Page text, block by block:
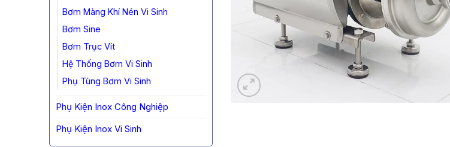
Bơm Màng Khí Nén Vi Sinh
Bơm Sine
Bơm Trục Vít
Hệ Thống Bơm Vi Sinh
Phụ Tùng Bơm Vi Sinh
Phụ Kiện Inox Công Nghiệp
Phụ Kiện Inox Vi Sinh